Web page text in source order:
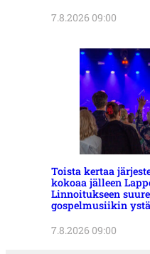
7.8.2026 09:00
Toista kertaa
kokoaa jälleen
Linnoitukseen
gospelmusiikin
7.8.2026 09:00